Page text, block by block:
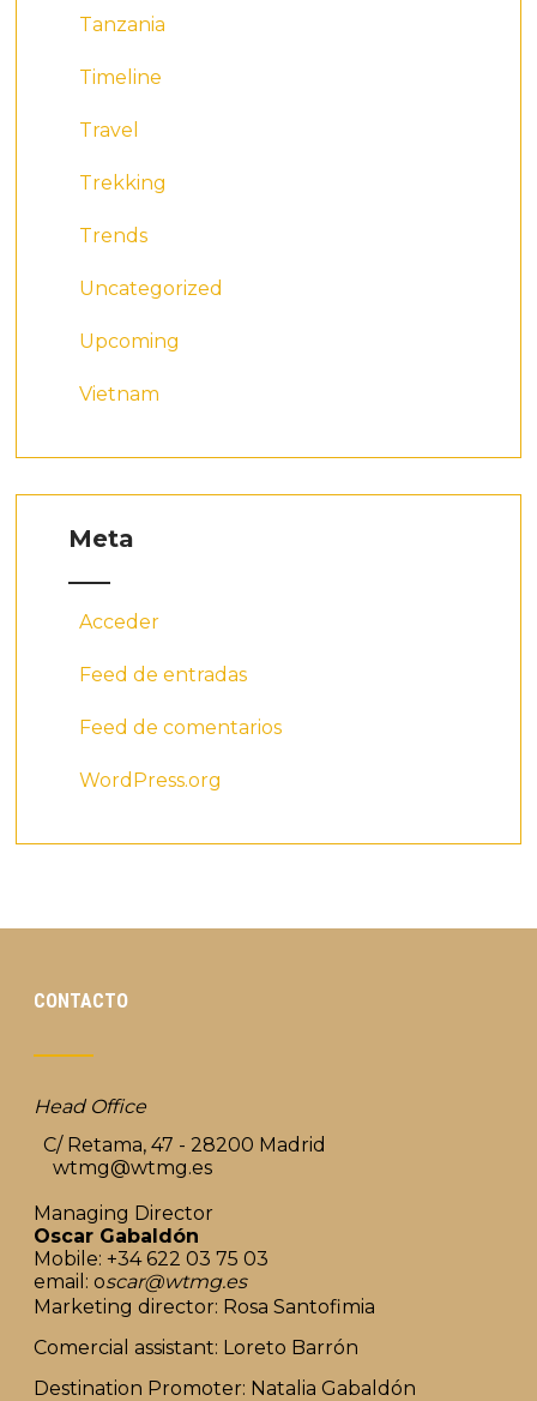
Tanzania
Timeline
Travel
Trekking
Trends
Uncategorized
Upcoming
Vietnam
Meta
Acceder
Feed de entradas
Feed de comentarios
WordPress.org
CONTACTO
Head Office
C/ Retama, 47 - 28200 Madrid
wtmg@wtmg.es
Managing Director
Oscar Gabaldón
Mobile: +34 622 03 75 03
email: oscar@wtmg.es
Marketing director: Rosa Santofimia
Comercial assistant: Loreto Barrón
Destination Promoter: Natalia Gabaldón